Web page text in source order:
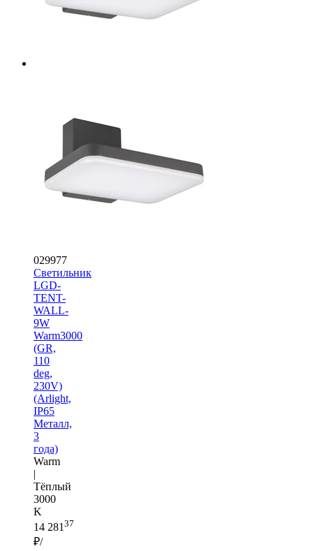
029977
Светильник
LGD-
TENT-
WALL-
9W
Warm3000
(GR,
110
deg,
230V)
(Arlight,
IP65
Металл,
3
года)
Warm
|
Тёплый
3000
K
14 281 37
₽/